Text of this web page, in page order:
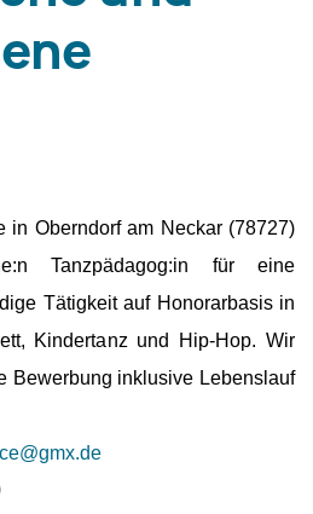
in Oberndorf am Neckar (78727)
Tanzpädagog:in für eine
Tätigkeit auf Honorarbasis in
Kindertanz und Hip-Hop. Wir
Bewerbung inklusive Lebenslauf